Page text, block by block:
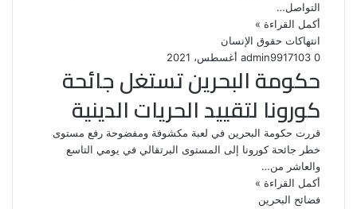
التواصل…
أكمل القراءة »
انتهاكات حقوق الإنسان
admin9917 أغسطس، 2021 0
حكومة البحرين تستغل جائحة
كورونا لتقييد الحريات الدينية
قررت حكومة البحرين في لعبة مكشوفة ومفضوحة رفع مستوى
خطر جائحة كورونا إلى المستوى البرتقالي في يومي التاسع
والعاشر من…
أكمل القراءة »
فضائح البحرين